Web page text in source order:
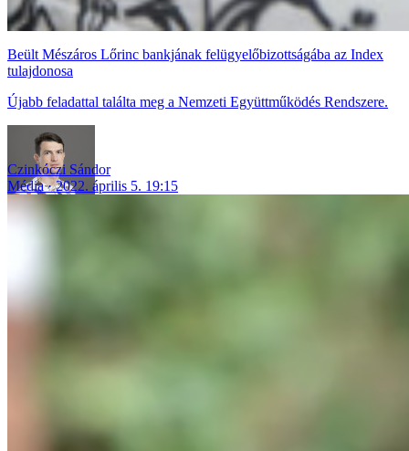
Beült Mészáros Lőrinc bankjának felügyelőbizottságába az Index
tulajdonosa
Újabb feladattal találta meg a Nemzeti Együttműködés Rendszere.
Czinkóczi Sándor
Média
2022. április 5. 19:15